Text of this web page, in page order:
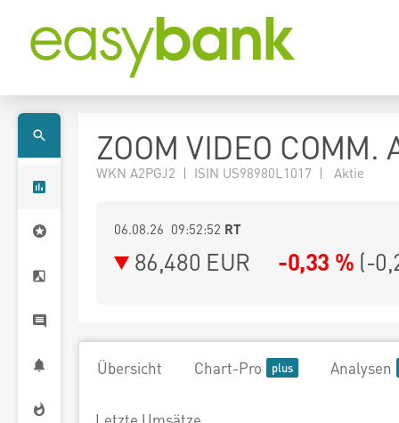
ZOOM VIDEO COMM.
WKN A2PGJ2 | ISIN US98980L1017 | Aktie
06.08.26 09:52:52 RT
86,480 EUR -0,33 % (-
Übersicht Chart-Pro Analysen